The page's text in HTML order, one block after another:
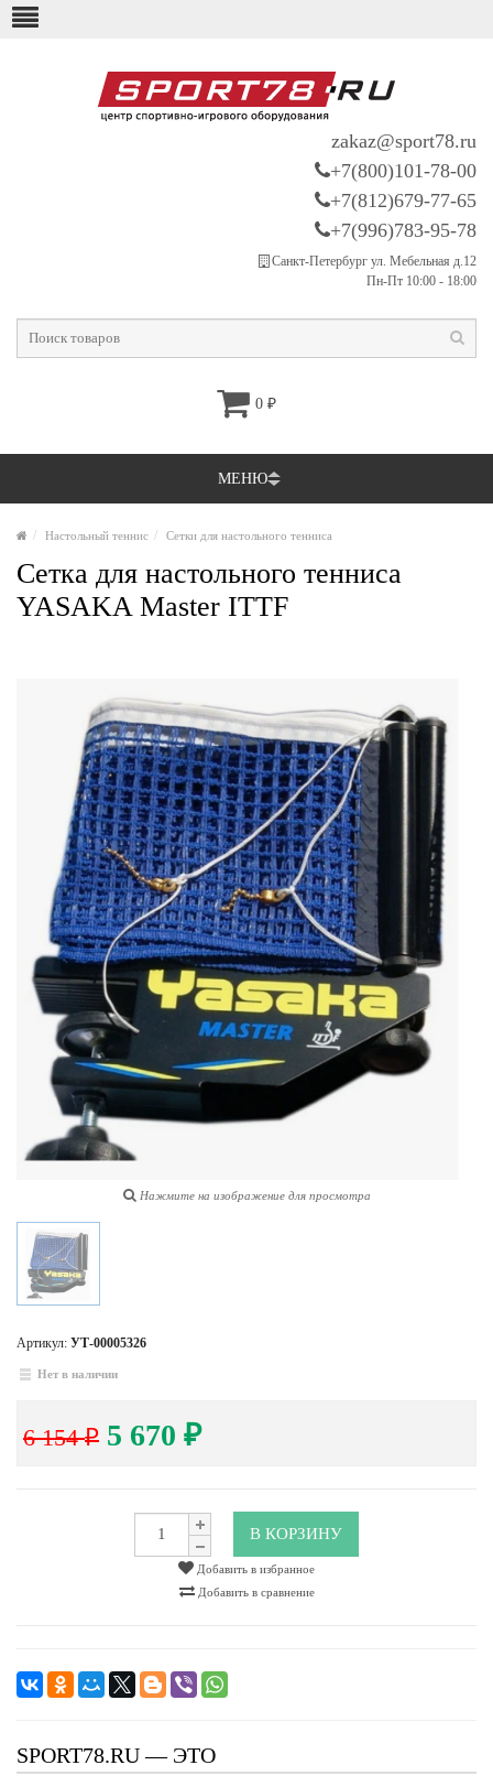
zakaz@sport78.ru
+7(800)101-78-00
+7(812)679-77-65
+7(996)783-95-78
Санкт-Петербург ул. Мебельная д.12
Пн-Пт 10:00 - 18:00
0 ₽
МЕНЮ
Настольный теннис Сетки для настольного тенниса
Сетка для настольного тенниса
YASAKA Master ITTF
Нажмите на изображение для просмотра
Артикул: УТ-00005326
Нет в наличии
6 154₽ 5 670 ₽
В КОРЗИНУ
Добавить в избранное
Добавить в сравнение
SPORT78.RU — ЭТО